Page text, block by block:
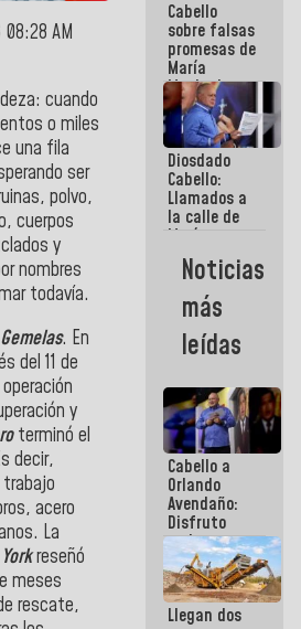
AM
cuando
o miles
una fila
ser
polvo,
cuerpos
y
nombres
todavía.
. En
del 11 de
y
terminó el
decir,
acero
La
reseñó
meses
rescate,
sólida de
Venezuela
Cabello
sobre falsas
promesas de
María
Machado:
¿Quién le
puede creer?
¿Y la gente
que ella iba
a salvar en
La Guaira?
Diosdado
Cabello:
Llamados a
la calle de
María
Machado se
estrellaron
de frente
contra el
Pueblo
Noticias
más
leídas
Cabello a
Orlando
Avendaño:
Disfruto
cada vez
que escribes
porque lo
que haces
es
Llegan dos